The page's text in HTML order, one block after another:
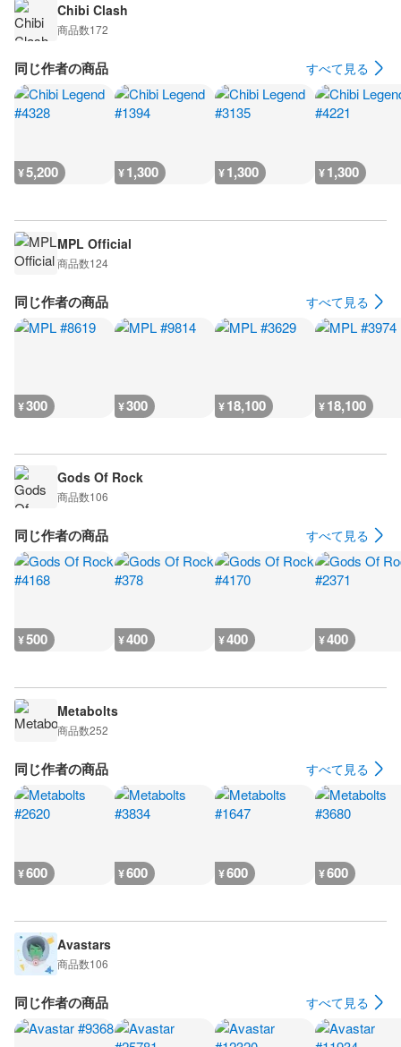
Chibi Clash
商品数172
同じ作者の商品 すべて見る
¥5,200 ¥1,300 ¥1,300 ¥1,300
MPL Official
商品数124
同じ作者の商品 すべて見る
¥300 ¥300 ¥18,100 ¥18,100
Gods Of Rock
商品数106
同じ作者の商品 すべて見る
¥500 ¥400 ¥400 ¥400
Metabolts
商品数252
同じ作者の商品 すべて見る
¥600 ¥600 ¥600 ¥600
Avastars
商品数106
同じ作者の商品 すべて見る